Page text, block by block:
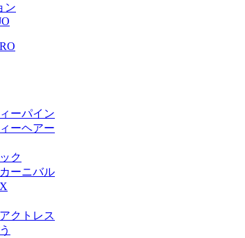
ン
ーパイン
ーヘアー
ク
ーニバル
クトレス